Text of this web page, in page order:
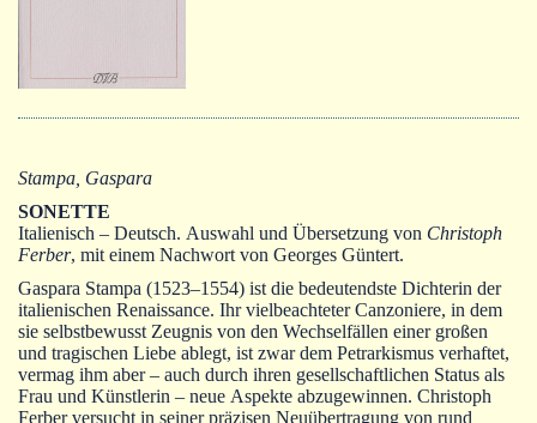
Stampa, Gaspara
SONETTE
Italienisch – Deutsch. Auswahl und Übersetzung von Christoph
Ferber, mit einem Nachwort von Georges Güntert.
Gaspara Stampa (1523‒1554) ist die bedeutendste Dichterin der
italienischen Renaissance. Ihr vielbeachteter Canzoniere, in dem
sie selbstbewusst Zeugnis von den Wechselfällen einer großen
und tragischen Liebe ablegt, ist zwar dem Petrarkismus verhaftet,
vermag ihm aber ‒ auch durch ihren gesellschaftlichen Status als
Frau und Künstlerin ‒ neue Aspekte abzugewinnen. Christoph
Ferber versucht in seiner präzisen Neuübertragung von rund